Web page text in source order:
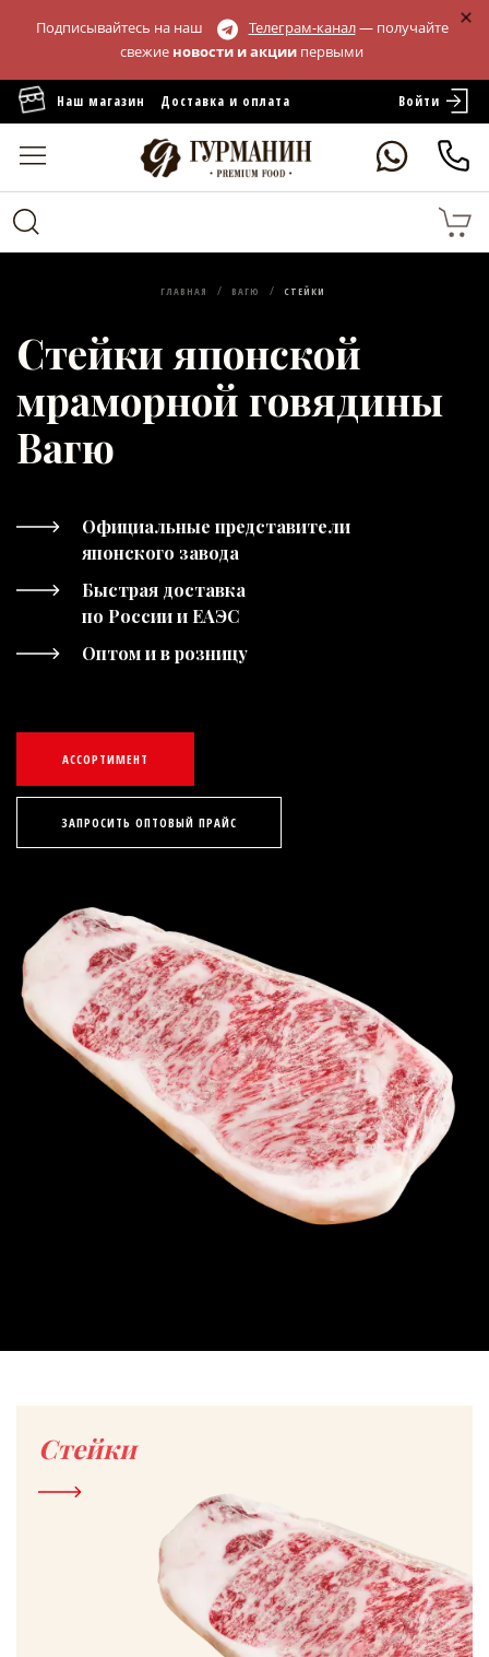
Подписывайтесь на наш Телеграм-канал— получайте
свежие новости и акции первыми
Наш магазин Доставка и оплата Войти
ГЛАВНАЯ ВАГЮ СТЕЙКИ
Стейки японской
мраморной говядины
Вагю
Официальные представители
японского завода
Быстрая доставка
по России и ЕАЭС
Оптом и в розницу
АССОРТИМЕНТ
ЗАПРОСИТЬ ОПТОВЫЙ ПРАЙС
Стейки